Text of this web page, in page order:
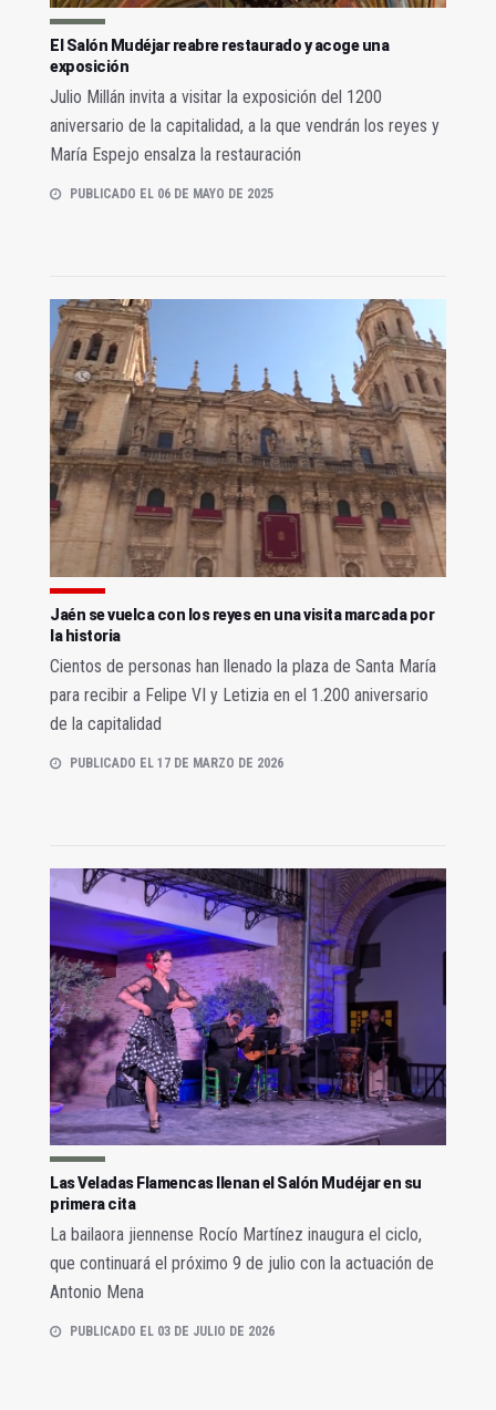
El Salón Mudéjar reabre restaurado y acoge una
exposición
Julio Millán invita a visitar la exposición del 1200
aniversario de la capitalidad, a la que vendrán los reyes y
María Espejo ensalza la restauración
PUBLICADO EL 06 DE MAYO DE 2025
Jaén se vuelca con los reyes en una visita marcada por
la historia
Cientos de personas han llenado la plaza de Santa María
para recibir a Felipe VI y Letizia en el 1.200 aniversario
de la capitalidad
PUBLICADO EL 17 DE MARZO DE 2026
Las Veladas Flamencas llenan el Salón Mudéjar en su
primera cita
La bailaora jiennense Rocío Martínez inaugura el ciclo,
que continuará el próximo 9 de julio con la actuación de
Antonio Mena
PUBLICADO EL 03 DE JULIO DE 2026